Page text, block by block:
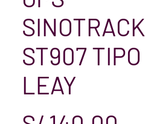
SINOTRACK
ST907 TIPO
LEAY